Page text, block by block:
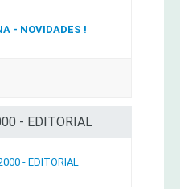
- NOVIDADES !
- EDITORIAL